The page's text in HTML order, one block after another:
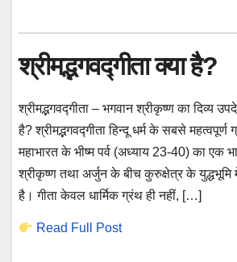
श्रीमद्भगवद्गीता क्या है?
श्रीमद्भगवद्गीता – भगवान श्रीकृष्ण का दिव्य
है? श्रीमद्भगवद्गीता हिन्दू धर्म के सबसे
महाभारत के भीष्म पर्व (अध्याय 23-40) का एक
श्रीकृष्ण तथा अर्जुन के बीच कुरुक्षेत्र के युद्धभूमि
है। गीता केवल धार्मिक ग्रंथ ही नहीं, […]
Read Full Post